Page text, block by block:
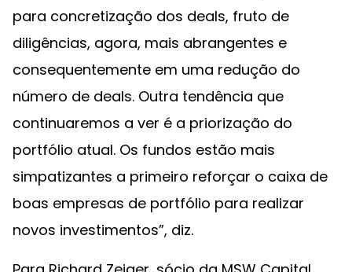
para concretização dos deals, fruto de
diligências, agora, mais abrangentes e
consequentemente em uma redução do
número de deals. Outra tendência que
continuaremos a ver é a priorização do
portfólio atual. Os fundos estão mais
simpatizantes a primeiro reforçar o caixa de
boas empresas de portfólio para realizar
novos investimentos”, diz.